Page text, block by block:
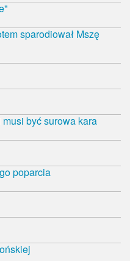
sparodiował Mszę
być surowa kara
poparcia